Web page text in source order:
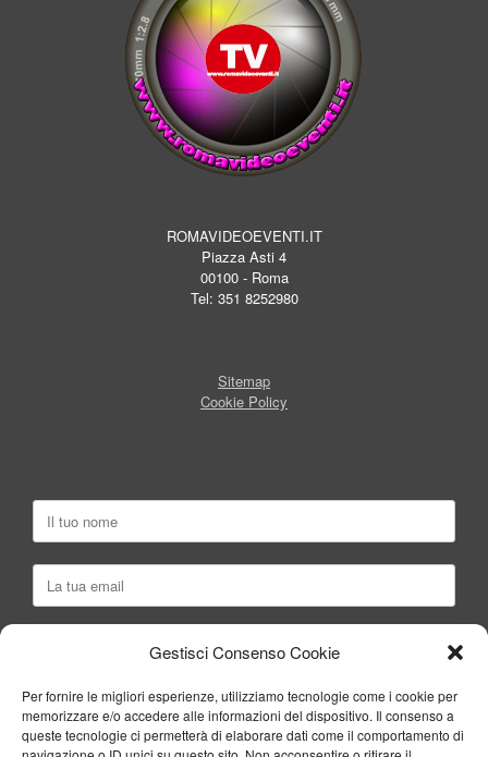
Gestisci Consenso Cookie
Per fornire le migliori esperienze, utilizziamo tecnologie come i cookie per
memorizzare e/o accedere alle informazioni del dispositivo. Il consenso a
queste tecnologie ci permetterà di elaborare dati come il comportamento di
ROMAVIDEOEVENTI.IT
Piazza Asti 4
00100 - Roma
Tel: 351 8252980
Sitemap
Cookie Policy